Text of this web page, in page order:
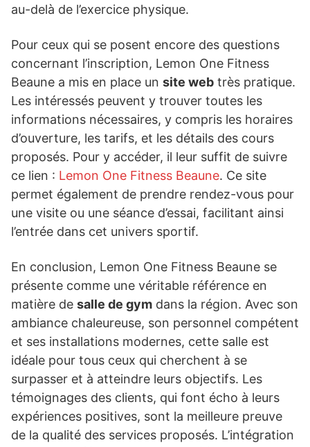
au-delà de l’exercice physique.
Pour ceux qui se posent encore des questions
concernant l’inscription, Lemon One Fitness
Beaune a mis en place un site web très pratique.
Les intéressés peuvent y trouver toutes les
informations nécessaires, y compris les horaires
d’ouverture, les tarifs, et les détails des cours
proposés. Pour y accéder, il leur suffit de suivre
ce lien : Lemon One Fitness Beaune. Ce site
permet également de prendre rendez-vous pour
une visite ou une séance d’essai, facilitant ainsi
l’entrée dans cet univers sportif.
En conclusion, Lemon One Fitness Beaune se
présente comme une véritable référence en
matière de salle de gym dans la région. Avec son
ambiance chaleureuse, son personnel compétent
et ses installations modernes, cette salle est
idéale pour tous ceux qui cherchent à se
surpasser et à atteindre leurs objectifs. Les
témoignages des clients, qui font écho à leurs
expériences positives, sont la meilleure preuve
de la qualité des services proposés. L’intégration